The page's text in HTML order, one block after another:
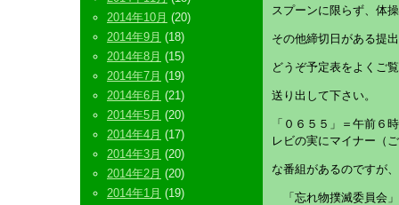
スプーンに限らず、体
その他締切日がある提
どうぞ予定表をよくご
送り出して下さい。
「０６５５」＝午前
レビの実にマイナー（
な番組があるのですが
「忘れ物撲滅委員会
2014年10月 (20)
2014年9月 (18)
2014年8月 (15)
2014年7月 (19)
2014年6月 (21)
2014年5月 (20)
2014年4月 (17)
2014年3月 (20)
2014年2月 (20)
2014年1月 (19)